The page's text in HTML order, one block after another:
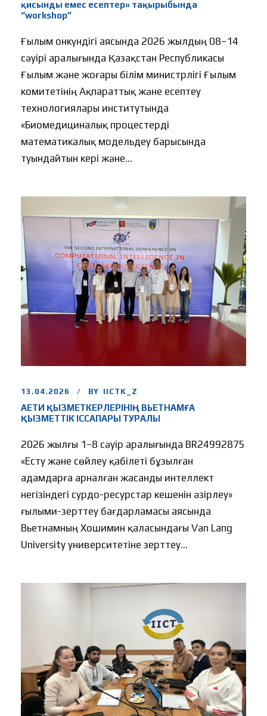
қисынды емес есептер» тақырыбында
“workshop”
Ғылым онкүндігі аясында 2026 жылдың 08–14
сәуірі аралығында Қазақстан Республикасы
Ғылым және жоғары білім министрлігі Ғылым
комитетінің Ақпараттық және есептеу
технологиялары институтында
«Биомедициналық процестерді
математикалық модельдеу барысында
туындайтын кері және...
13.04.2026 BY IICTK_Z
АЕТИ ҚЫЗМЕТКЕРЛЕРІНІҢ ВЬЕТНАМҒА
ҚЫЗМЕТТІК ІССАПАРЫ ТУРАЛЫ
2026 жылғы 1–8 сәуір аралығында BR24992875
«Есту және сөйлеу қабілеті бұзылған
адамдарға арналған жасанды интеллект
негізіндегі сурдо-ресурстар кешенін әзірлеу»
ғылыми-зерттеу бағдарламасы аясында
Вьетнамның Хошимин қаласындағы Van Lang
University университетіне зерттеу...